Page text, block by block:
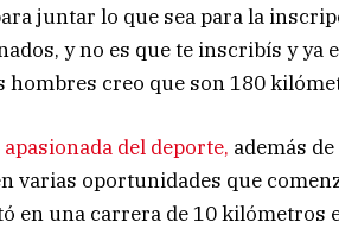
juntar lo que sea para la
y no es que te inscribís y ya
creo que son 180
del deporte, además
varias oportunidades que
en una carrera de 10 kilómetros